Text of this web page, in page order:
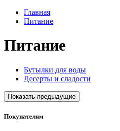
Главная
Питание
Питание
Бутылки для воды
Десерты и сладости
Показать предыдущие
Покупателям